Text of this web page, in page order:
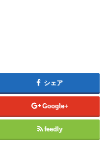
シェア
Google+
feedly